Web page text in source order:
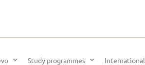
Study programmes